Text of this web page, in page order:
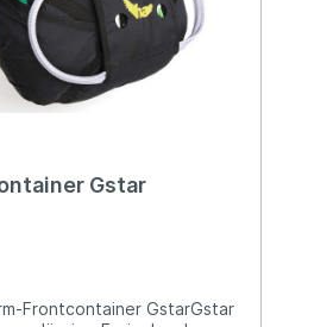
Gstar
Frontcontainer GstarGstar